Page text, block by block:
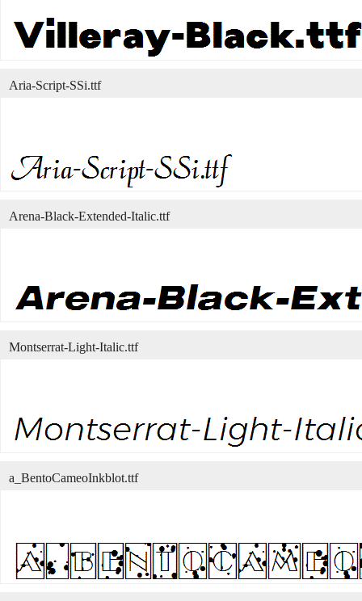
Aria-Script-SSi.ttf
Arena-Black-Extended-Italic.ttf
Montserrat-Light-Italic.ttf
a_BentoCameoInkblot.ttf